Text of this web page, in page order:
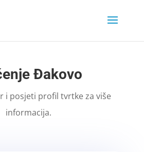
Đakovo
i posjeti profil tvrtke za više
informacija.